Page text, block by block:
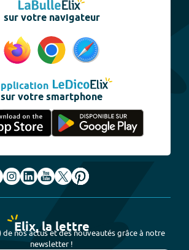
sur votre navigateur
sur votre smartphone
Elix, la lettre
de nos actus et des nouveautés grâce à notre
newsletter !